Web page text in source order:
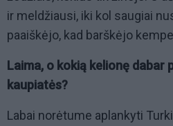
ir meldžiausi, iki kol saugiai
paaiškėjo, kad barškėjo
Laima, o kokią kelionę dabar
kaupiatės?
Labai norėtume aplankyti